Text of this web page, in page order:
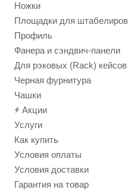
Ножки
Площадки для
Профиль
Фанера и сэндвич-панели
Для рэковых (Rack) кейсов
Черная фурнитура
Чашки
Акции
Услуги
Как купить
Условия оплаты
Условия доставки
Гарантия на товар